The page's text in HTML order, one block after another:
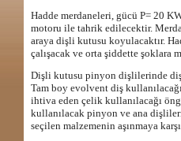
Hadde merdaneleri, gücü P= 20
motoru ile tahrik edilecektir.
araya dişli kutusu koyulacaktır.
çalışacak ve orta şiddette şoklara
Dişli kutusu pinyon dişlilerinde diş
Tam boy evolvent diş
ihtiva eden çelik kullanılacağı
kullanılacak pinyon ve ana
seçilen malzemenin aşınmaya